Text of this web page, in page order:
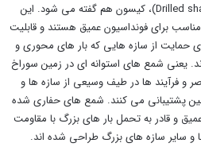
به جداره های شمع های در جا (Drilled shafts)، کیسون هم گفته می شود. این
برای فونداسیون عمیق هستند و قابلیت
حمایت از سازه هایی که بار های محوری و
یعنی شمع های استوانه ای در زمین سوراخ
و فرآیند ها در طیف وسیعی از سازه ‌ها و
پشتیبانی می ‌کنند. شمع های حفاری شده
و قادر به تحمل بار های بزرگ با مقاومت
و سایر سازه های بزرگ طراحی شده اند.